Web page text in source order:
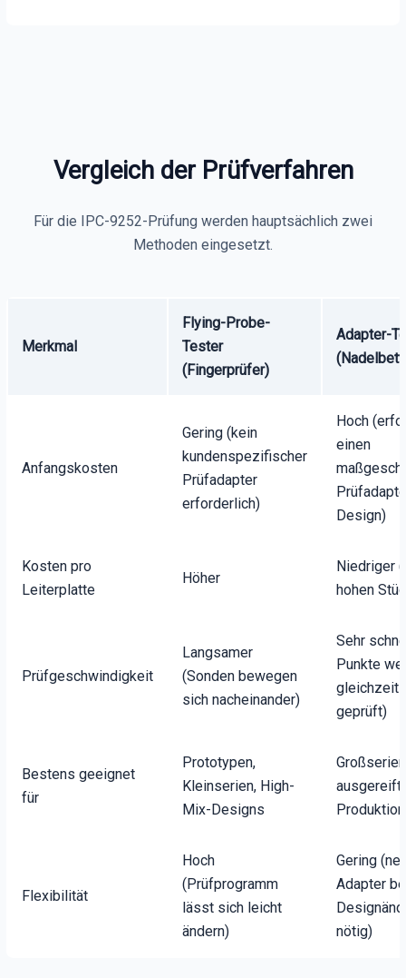
Vergleich der Prüfverfahren
Für die IPC-9252-Prüfung werden hauptsächlich zwei
Methoden eingesetzt.
Merkmal
Flying-Probe-
Tester
(Fingerprüfer)
Adapter-
Anfangskosten
Gering (kein
kundenspezifischer
Prüfadapter
erforderlich)
Hoch
einen
Design)
Kosten pro
Leiterplatte
Höher
Niedriger
hohen
Prüfgeschwindigkeit
Langsamer
(Sonden bewegen
sich nacheinander)
Sehr
Punkte
geprüft)
Bestens geeignet
für
Prototypen,
Kleinserien, High-
Mix-Designs
Flexibilität
Hoch
(Prüfprogramm
lässt sich leicht
ändern)
Gering
Adapter
nötig)